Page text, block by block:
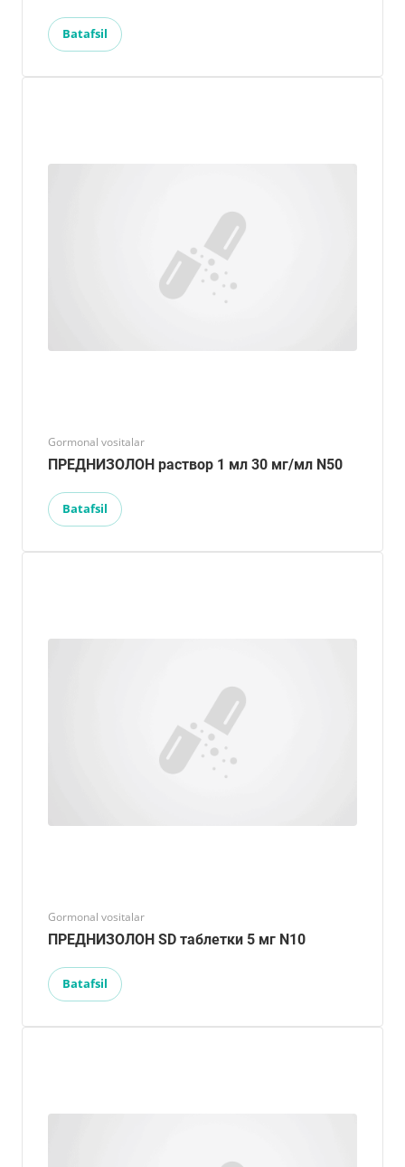
Batafsil
Gormonal vositalar
ПРЕДНИЗОЛОН раствор 1 мл 30 мг/мл N50
Batafsil
Gormonal vositalar
ПРЕДНИЗОЛОН SD таблетки 5 мг N10
Batafsil